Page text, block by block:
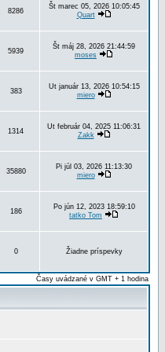
8286
Št marec 05, 2026 10:05:45
Quart
5939
Št máj 28, 2026 21:44:59
moses
383
Ut január 13, 2026 10:54:15
miero
1314
Ut február 04, 2025 11:06:31
Zakk
35880
Pi júl 03, 2026 11:13:30
miero
186
Po jún 12, 2023 18:59:10
tatko Tom
0 Žiadne príspevky
Časy uvádzané v GMT + 1 hodina